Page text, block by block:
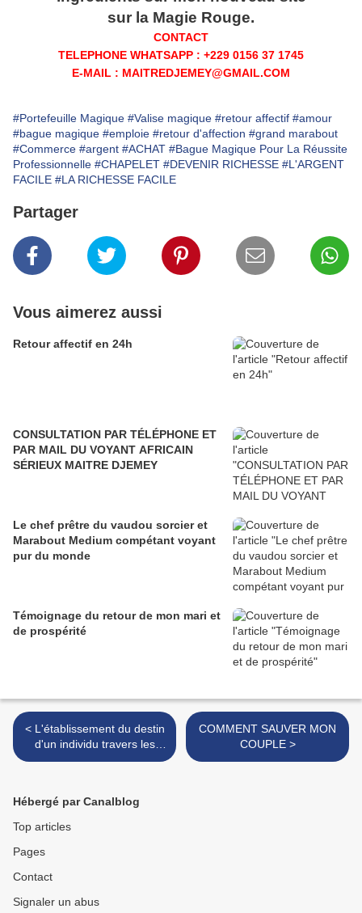
sur la Magie Rouge.
CONTACT
TELEPHONE WHATSAPP : +229 0156 37 1745
E-MAIL : MAITREDJEMEY@GMAIL.COM
#Portefeuille Magique #Valise magique #retour affectif #amour
#bague magique #emploie #retour d'affection #grand marabout
#Commerce #argent #ACHAT #Bague Magique Pour La Réussite
Professionnelle #CHAPELET #DEVENIR RICHESSE #L'ARGENT
FACILE #LA RICHESSE FACILE
Partager
Vous aimerez aussi
Retour affectif en 24h
CONSULTATION PAR TÉLÉPHONE ET
PAR MAIL DU VOYANT AFRICAIN
SÉRIEUX MAITRE DJEMEY
Le chef prêtre du vaudou sorcier et
Marabout Medium compétant voyant
pur du monde
Témoignage du retour de mon mari et
de prospérité
< L'établissement du destin
d'un individu travers les
signes du fâ
COMMENT SAUVER MON
COUPLE >
Hébergé par Canalblog
Top articles
Pages
Contact
Signaler un abus